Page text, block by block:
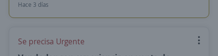
Hace 3 días
Se precisa Urgente